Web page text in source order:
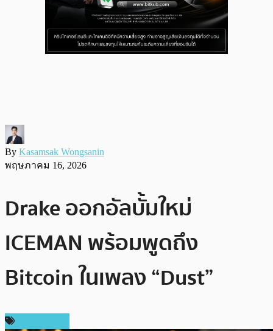
By Kasamsak Wongsanin
พฤษภาคม 16, 2026
Drake ออกอัลบั้มใหม่
ICEMAN พร้อมพูดถึง
Bitcoin ในเพลง “Dust”